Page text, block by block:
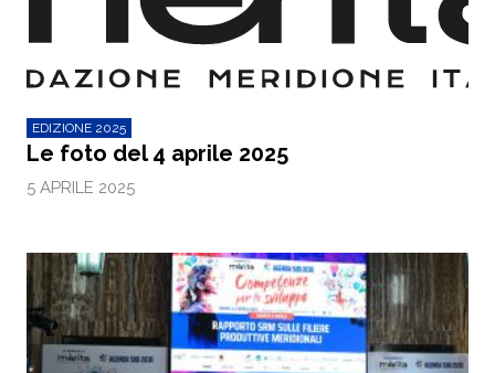
EDIZIONE 2025
Le foto del 4 aprile 2025
5 APRILE 2025